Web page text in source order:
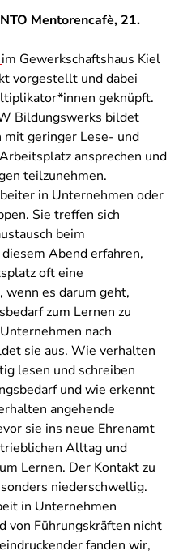
Mentorencafè, 21.
im Gewerkschaftshaus Kiel
vorgestellt und dabei
geknüpft.
Bildungswerks bildet
mit geringer Lese- und
ansprechen und
teilzunehmen.
in Unternehmen oder
Sie treffen sich
beim
Abend erfahren,
oft eine
es darum geht,
zum Lernen zu
nach
sie aus. Wie verhalten
lesen und schreiben
und wie erkennt
angehende
sie ins neue Ehrenamt
Alltag und
Lernen. Der Kontakt zu
niederschwellig.
in Unternehmen
von Führungskräften nicht
fanden wir,